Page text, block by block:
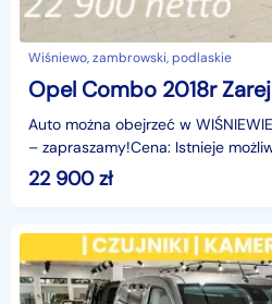
Wiśniewo, zambrowski, podlaskie
Auto można obejrzeć w
– zapraszamy!Cena: Istnieje
eksportowej – skontaktuj się, by
22 900zł